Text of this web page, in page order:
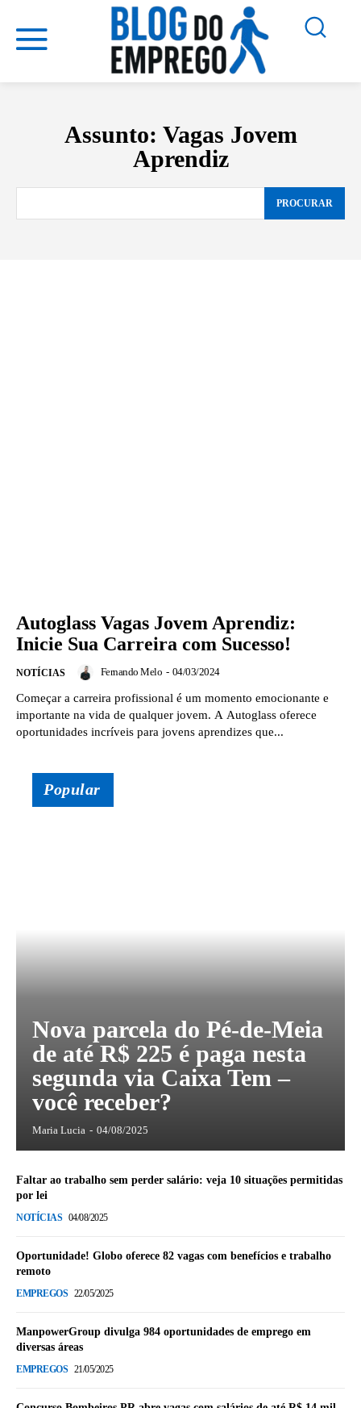
Assunto: Vagas Jovem
Aprendiz
PROCURAR
Autoglass Vagas Jovem Aprendiz:
Inicie Sua Carreira com Sucesso!
NOTÍCIAS Fernando Melo - 04/03/2024
Começar a carreira profissional é um momento emocionante e
importante na vida de qualquer jovem. A Autoglass oferece
oportunidades incríveis para jovens aprendizes que...
Popular
Nova parcela do Pé-de-Meia
de até R$ 225 é paga nesta
segunda via Caixa Tem –
você receber?
Maria Lucia - 04/08/2025
Faltar ao trabalho sem perder salário: veja 10 situações permitidas
por lei
NOTÍCIAS 04/08/2025
Oportunidade! Globo oferece 82 vagas com benefícios e trabalho
remoto
EMPREGOS 22/05/2025
ManpowerGroup divulga 984 oportunidades de emprego em
diversas áreas
EMPREGOS 21/05/2025